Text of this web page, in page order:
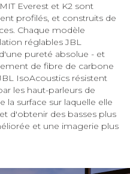
Everest et K2 sont
profilés, et construits de
Chaque modèle
réglables JBL
pureté absolue - et
de fibre de carbone
IsoAcoustics résistent
les haut-parleurs de
la surface sur laquelle elle
d'obtenir des basses plus
et une imagerie plus